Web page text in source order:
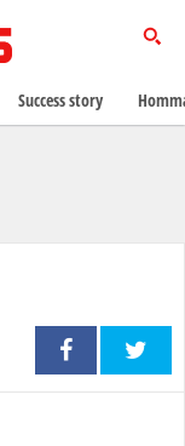
Success story